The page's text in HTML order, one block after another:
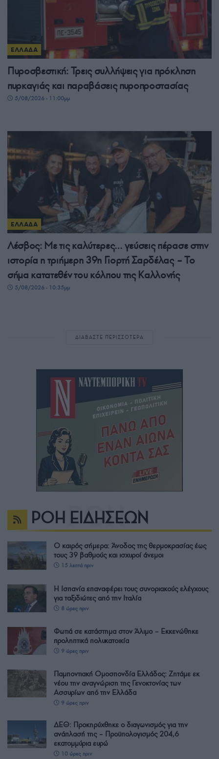
ΕΛΛΑΔΑ
Πυροσβεστική: Τρεις συλλήψεις για πρόκληση
πυρκαγιάς και παραβάσεις πυροπροστασίας
5/08/2026 - 11:00μμ
ΕΛΛΑΔΑ
Λέσβος: Με τις καλύτερες… γεύσεις πέρασε στην
ιστορία η τριήμερη 39η Γιορτή Σαρδέλας – Το
σήμα κατατεθέν του κόλπου της Καλλονής
5/08/2026 - 10:35μμ
ΔΙΑΒΑΣΤΕ ΠΕΡΙΣΣΟΤΕΡΑ
ΡΟΗ ΕΙΔΗΣΕΩΝ
Ο καιρός σήμερα: Άνοδος της θερμοκρασίας έως
τους 39 βαθμούς και ισχυροί άνεμοι
15 λεπτά πριν
Η Ισπανία επαναφέρει τους συνοριακούς ελέγχους
για ταξιδιώτες από την Ιταλία
8 ώρες πριν
Φωτιά σε κατάστημα στον Άλιμο – Εκκενώθηκε
προληπτικά πολυκατοικία
9 ώρες πριν
Παμποντιακή Ομοσπονδία Ελλάδος: Ζητάμε εκ
νέου την αναγνώριση της Γενοκτονίας των
Ασσυρίων από την Ελλάδα
9 ώρες πριν
ΔΕΘ: Προκηρύχθηκε ο διαγωνισμός για την
ανάπλασή της – Προϋπολογισμός 204,6
εκατομμύρια ευρώ
10 ώρες πριν